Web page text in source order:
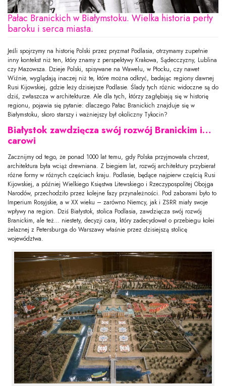
Pałac Branickich w Białymstoku. Wielka historia perły
baroku i serca miasta.
Jeśli spojrzymy na historię Polski przez pryzmat Podlasia, otrzymamy zupełnie
inny kontekst niż ten, który znamy z perspektywy Krakowa, Sądecczyzny, Lublina
czy Mazowsza. Dzieje Polski, spisywane na Wawelu, w Płocku, czy nawet
Wiźnie, wyglądają inaczej niż te, które można odkryć, badając regiony dawnej
Rusi Kijowskiej, gdzie leży dzisiejsze Podlasie. Ślady tych różnic widoczne są do
dziś, zwłaszcza w architekturze. Ale dla tych, którzy zagłębiają się w historię
regionu, pojawia się pytanie: dlaczego Pałac Branickich znajduje się w
Białymstoku, skoro starszy i ważniejszy był okoliczny Tykocin?
Białystok zawdzięcza swój rozwój Branickim i…
carowi
Zacznijmy od tego, że ponad 1000 lat temu, gdy Polska przyjmowała chrzest,
architektura była wciąż drewniana. Z biegiem lat, rozwój architektury przybierał
różne formy w różnych częściach kraju. Podlasie, będące najpierw częścią Rusi
Kijowskiej, a później Wielkiego Księstwa Litewskiego i Rzeczypospolitej Obojga
Narodów, przechodziło przez kolejne fazy przynależności. Pod zaborami było to
Imperium Rosyjskie, a w XX wieku – zarówno Niemcy, jak i ZSRR miały swoje
wpływy na region. Dziś Białystok, stolica Podlasia, zawdzięcza swój rozwój
Branickim, ale też… niestety, decyzji cara, który zadecydował o przebiegu kolei
żelaznej z Petersburga do Warszawy właśnie przez dzisiejszą stolicę
województwa.